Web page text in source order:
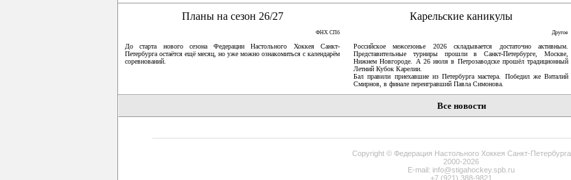
Планы на сезон 26/27
ФНХ СПб
До старта нового сезона Федерации Настольного Хоккея Санкт-
Петербурга остаётся ещё месяц, но уже можно ознакомиться с календарём
соревнований.
Карельские каникулы
Другое
Российское межсезонье 2026 складывается достаточно активным.
Представительные турниры прошли в Санкт-Петербурге, Москве,
Нижнем Новгороде. А 26 июля в Петрозаводске прошёл традиционный
Летний Кубок Карелии.
Бал правили приехавшие из Петербурга мастера. Победил же Виталий
Смирнов, в финале переигравший Павла Симонова.
Все новости
Copyright © Федерация Настольного Хоккея Санкт-Петербурга
2000-2026
E-mail: info@stigahockey.spb.ru
+7 (921) 388-9821